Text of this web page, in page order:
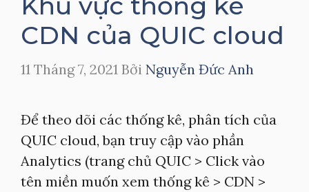
CDN của QUIC cloud
11 Tháng 7, 2021 Bởi Nguyễn Đức Anh
Để theo dõi các thống kê, phân tích của
QUIC cloud, bạn truy cập vào phần
Analytics (trang chủ QUIC > Click vào
tên miền muốn xem thống kê > CDN >